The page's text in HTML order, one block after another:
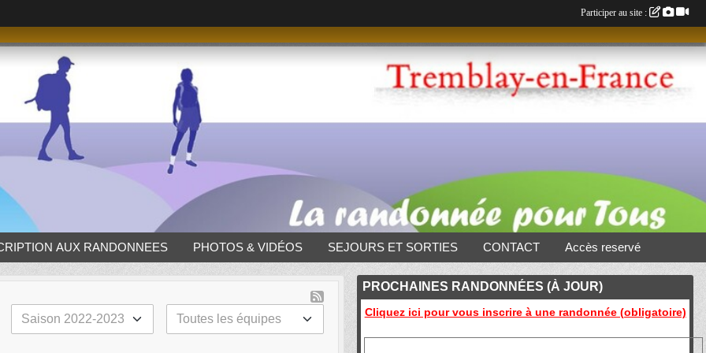
AUX RANDONNEES PHOTOS & VIDÉOS SEJOURS ET SORTIES CONTACT Accès reservé
PROCHAINES RANDONNÉES (À JOUR)
Cliquez ici pour vous inscrire à une randonnée (obligatoire)
Participer au site :